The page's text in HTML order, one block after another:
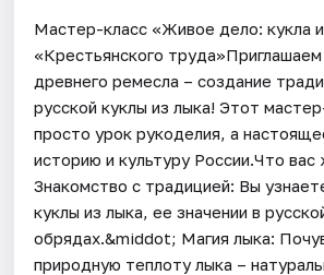
Мастер-класс «Живое дело: кукла
«Крестьянского
древнего ремесла – создание
русской куклы из лыка! Этот
просто урок рукоделия, а
историю и культуру России.Что
Знакомство с традицией: Вы
куклы из лыка, ее значении в
обрядах.&middot; Магия лыка:
природную теплоту лыка –